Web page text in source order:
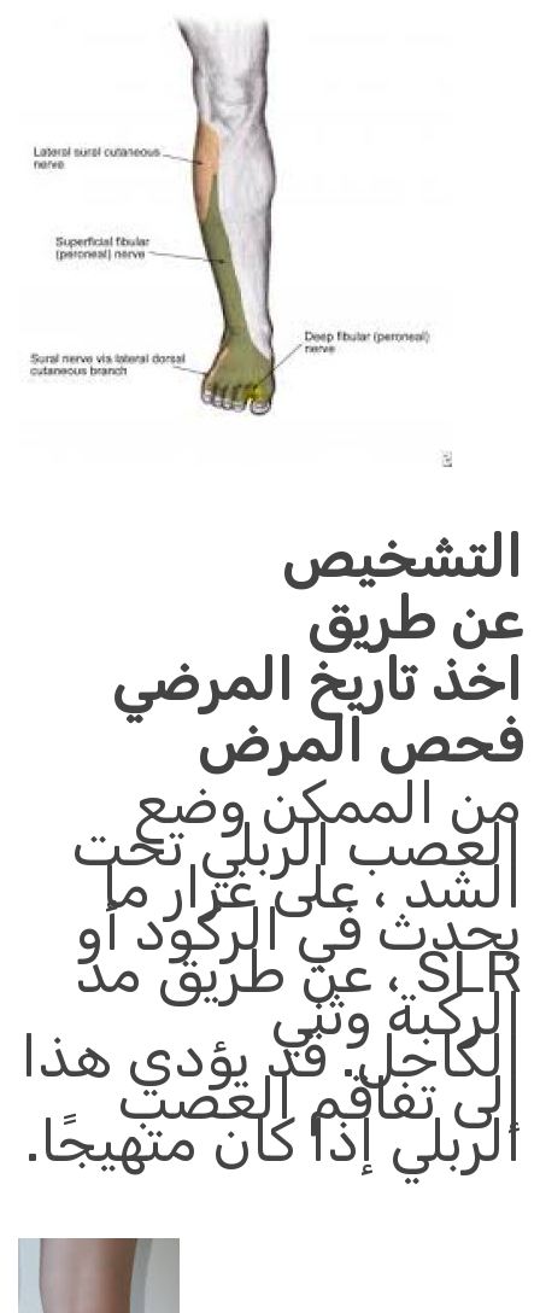
التشخيص
عن طريق
اخذ تاريخ المرضي
فحص المرض
من الممكن وضع
العصب الربلي تحت
الشد ، على غرار ما
يحدث في الركود أو
SLR ، عن طريق مد
الركبة وثني
الكاحل.قد يؤدي هذا
إلى تفاقم العصب
الربلي إذا كان متهيجًا.